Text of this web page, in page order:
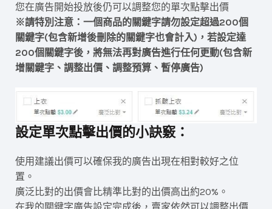
您在廣告開始投放後仍可以調整您的單次點擊出價
※請特別注意：一個商品的關鍵字請勿設定超過200個
關鍵字(包含新增後刪除的關鍵字也會計入)，若設定達
200個關鍵字後，將無法再對廣告進行任何更動(包含新
增關鍵字、調整出價、調整預算、暫停廣告)
設定單次點擊出價的小訣竅：
使用建議出價可以確保我的廣告出現在相對較好之位
置。
廣泛比對的出價會比精準比對的出價高出約20%。